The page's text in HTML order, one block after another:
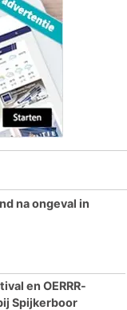
na ongeval in
en OERRR-
Spijkerboor